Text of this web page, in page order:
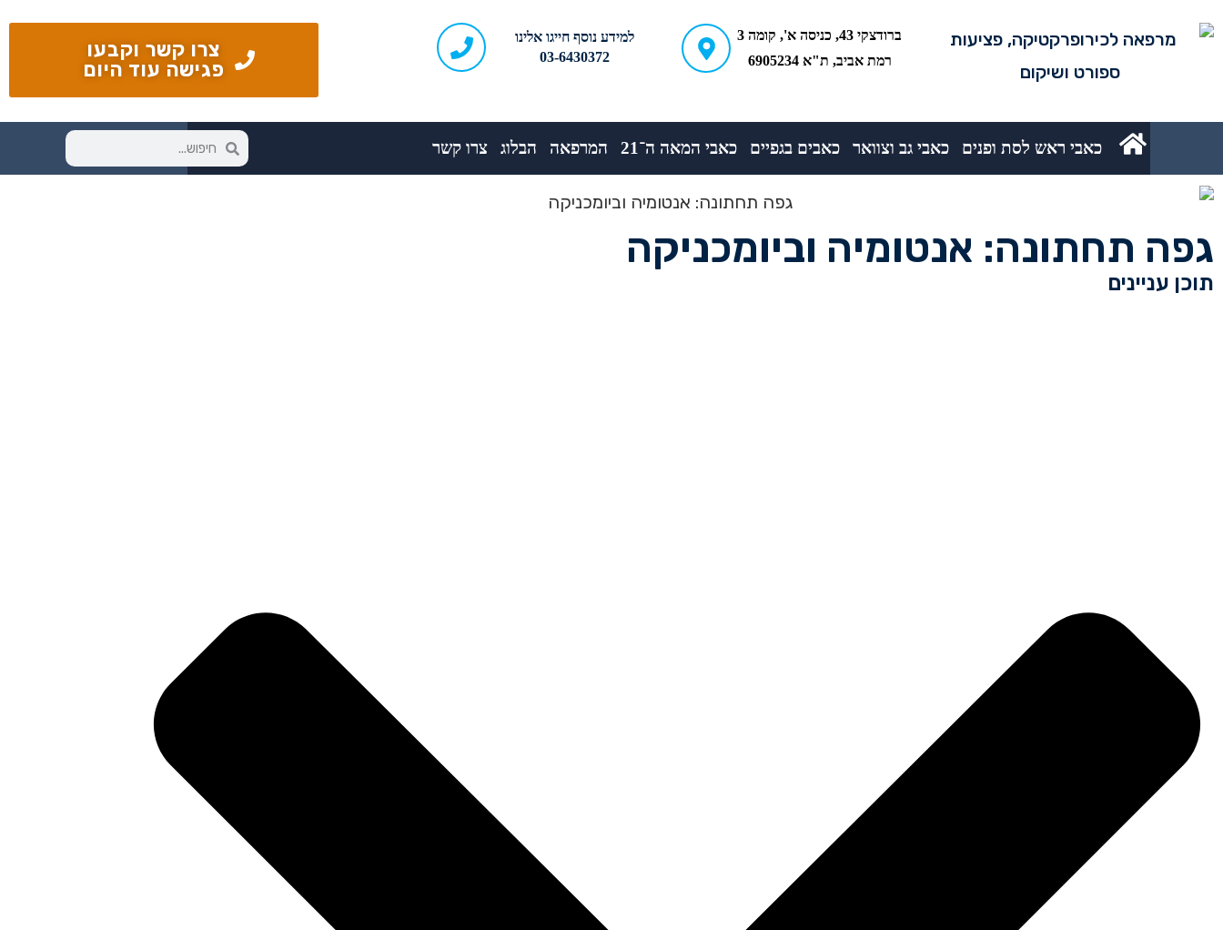
ברודצקי 43, כניסה א', קומה 3
רמת אביב, ת"א 6905234
למידע נוסף חייגו אלינו
03-6430372
צרו קשר וקבעו
פגישה עוד היום
כאבי ראש לסת ופנים כאבי גב וצוואר כאבים בגפיים כאבי המאה ה־21 המרפאה הבלוג צרו קשר
גפה תחתונה: אנטומיה וביומכניקה
תוכן עניינים